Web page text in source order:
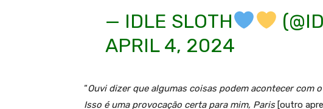
— IDLE SLOTH
APRIL 4, 2024
“Ouvi dizer que algumas coisas podem acontecer com
Isso é uma provocação certa para mim, Paris[outro